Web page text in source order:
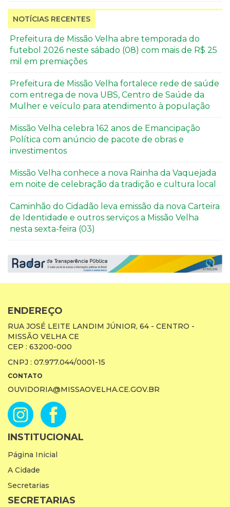
NOTÍCIAS RECENTES
Prefeitura de Missão Velha abre temporada do
futebol 2026 neste sábado (08) com mais de R$ 25
mil em premiações
Prefeitura de Missão Velha fortalece rede de saúde
com entrega de nova UBS, Centro de Saúde da
Mulher e veículo para atendimento à população
Missão Velha celebra 162 anos de Emancipação
Política com anúncio de pacote de obras e
investimentos
Missão Velha conhece a nova Rainha da Vaquejada
em noite de celebração da tradição e cultura local
Caminhão do Cidadão leva emissão da nova Carteira
de Identidade e outros serviços a Missão Velha
nesta sexta-feira (03)
ENDEREÇO
RUA JOSÉ LEITE LANDIM JÚNIOR, 64 - CENTRO -
MISSÃO VELHA CE
CEP : 63200-000
CNPJ : 07.977.044/0001-15
CONTATO
OUVIDORIA@MISSAOVELHA.CE.GOV.BR
INSTITUCIONAL
Página Inicial
A Cidade
Secretarias
SECRETARIAS